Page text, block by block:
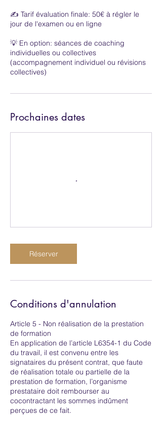
✍️ Tarif évaluation finale: 50€ à régler le
jour de l'examen ou en ligne
💡 En option: séances de coaching
individuelles ou collectives
(accompagnement individuel ou révisions
collectives)
Prochaines dates
Réserver
Conditions d'annulation
Article 5 - Non réalisation de la prestation
de formation
En application de l’article L6354-1 du Code
du travail, il est convenu entre les
signataires du présent contrat, que faute
de réalisation totale ou partielle de la
prestation de formation, l’organisme
prestataire doit rembourser au
cocontractant les sommes indûment
perçues de ce fait.